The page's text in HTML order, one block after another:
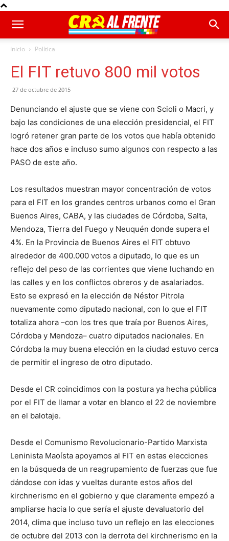
Inicio Política
El FIT retuvo 800 mil votos
27 de octubre de 2015
Denunciando el ajuste que se viene con Scioli o Macri, y
bajo las condiciones de una elección presidencial, el FIT
logró retener gran parte de los votos que había obtenido
hace dos años e incluso sumo algunos con respecto a las
PASO de este año.
Los resultados muestran mayor concentración de votos
para el FIT en los grandes centros urbanos como el Gran
Buenos Aires, CABA, y las ciudades de Córdoba, Salta,
Mendoza, Tierra del Fuego y Neuquén donde supera el
4%. En la Provincia de Buenos Aires el FIT obtuvo
alrededor de 400.000 votos a diputado, lo que es un
reflejo del peso de las corrientes que viene luchando en
las calles y en los conflictos obreros y de asalariados.
Esto se expresó en la elección de Néstor Pitrola
nuevamente como diputado nacional, con lo que el FIT
totaliza ahora –con los tres que traía por Buenos Aires,
Córdoba y Mendoza– cuatro diputados nacionales. En
Córdoba la muy buena elección en la ciudad estuvo cerca
de permitir el ingreso de otro diputado.
Desde el CR coincidimos con la postura ya hecha pública
por el FIT de llamar a votar en blanco el 22 de noviembre
en el balotaje.
Desde el Comunismo Revolucionario-Partido Marxista
Leninista Maoísta apoyamos al FIT en estas elecciones
en la búsqueda de un reagrupamiento de fuerzas que fue
dándose con idas y vueltas durante estos años del
kirchnerismo en el gobierno y que claramente empezó a
ampliarse hacia lo que sería el ajuste devaluatorio del
2014, clima que incluso tuvo un reflejo en las elecciones
de octubre del 2013 con la derrota del kirchnerismo en la